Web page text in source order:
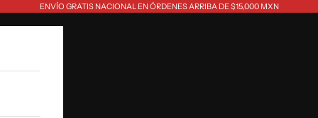
ENVÍO GRATIS NACIONAL EN ÓRDENES ARRIBA DE $15,000 MXN